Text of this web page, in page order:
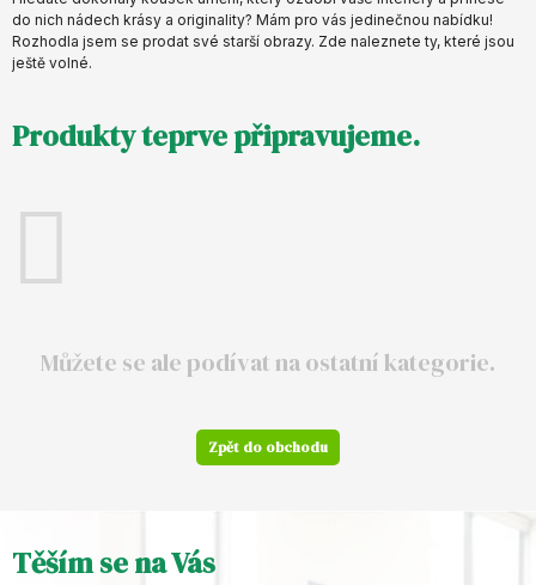
do nich nádech krásy a originality? Mám pro vás jedinečnou nabídku!
Rozhodla jsem se prodat své starší obrazy. Zde naleznete ty, které jsou
ještě volné.
Produkty teprve připravujeme.
Můžete se ale podívat na ostatní kategorie.
Zpět do obchodu
Těším se na Vás